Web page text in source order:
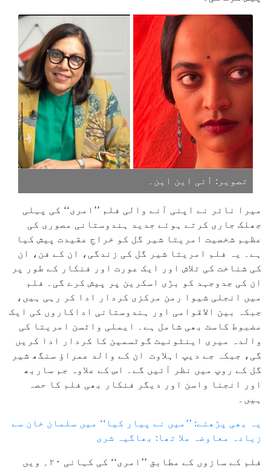
تصویر: آئی این این۔
میرا نائر نے اپنی آنے والی فلم ’’امری‘‘ کی پہلی
جھلک جاری کرتے ہوئے جدید ہندوستانی مصوری کی
عظیم شخصیت امریتا شیر گل کو خراجِ عقیدت پیش کیا
ہے۔ یہ فلم امریتا شیر گل کی زندگی، ان کے فن، ان
کی شناخت کی تلاش اور ایک عورت اور فنکار کے طور پر
ان کی جدوجہد کو بڑی اسکرین پر پیش کرے گی۔ فلم
میں انجلی شیوا رمن مرکزی کردار ادا کر رہی ہیں،
جبکہ بین الاقوامی اور ہندوستانی اداکاروں کی ایک
مضبوط کاسٹ بھی شامل ہے۔ ایملی واٹسن امریتا کی
والدہ میری اینٹونیٹ گوٹسمین کا کردار ادا کریں
گی، جبکہ جے دیپ اہلاوت ان کے والد عمراؤ سنگھ شیر
گل کے روپ میں نظر آئیں گے۔ اس کے علاوہ جم ساربھ
اور انجنا واسن اور دیگر فنکار بھی فلم کا حصہ
ہیں۔
یہ بھی پڑھئے: ’’میں نے پیار کیا‘‘ میں سلمان خان سے
زیادہ معاوضہ ملا تھا: بھاگیہ شری
فلم کے سازوں کے مطابق ’’امری‘‘ کی کہانی ۲۰؍ ویں